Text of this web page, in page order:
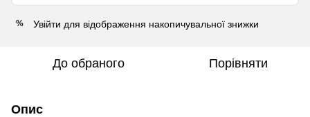
% Увійти для відображення накопичувальної знижки
До обраного Порівняти
Опис